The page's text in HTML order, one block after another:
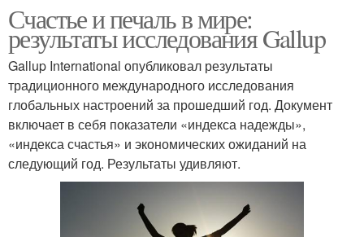
Счастье и печаль в мире:
результаты исследования Gallup
Gallup International опубликовал результаты
традиционного международного исследования
глобальных настроений за прошедший год. Документ
включает в себя показатели «индекса надежды»,
«индекса счастья» и экономических ожиданий на
следующий год. Результаты удивляют.